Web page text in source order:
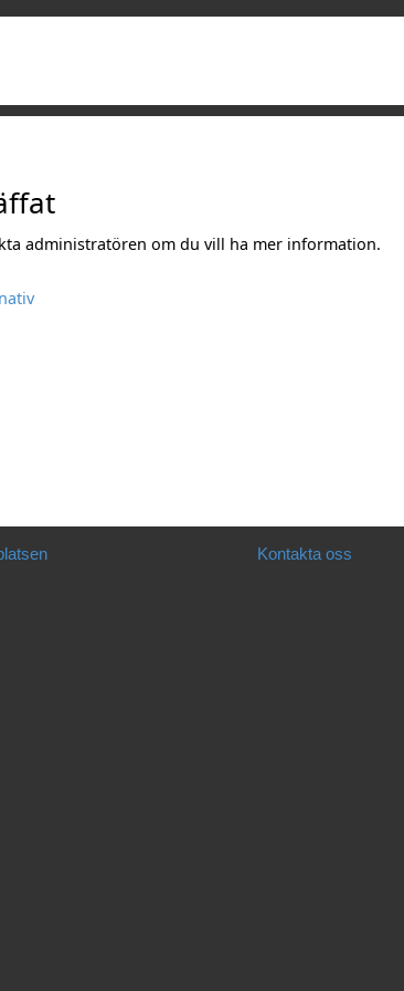
administratören om du vill ha mer information.
Kontakta oss